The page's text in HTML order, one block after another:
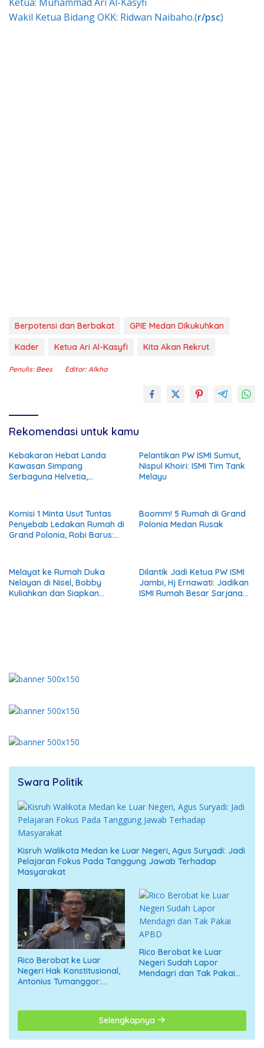
Wakil Ketua Bidang OKK: Ridwan Naibaho.(r/psc)
Berpotensi dan Berbakat
GPIE Medan Dikukuhkan
Kader
Ketua Ari Al-Kasyfi Kita Akan Rekrut
Penulis: Bees Editor: Alkha
Rekomendasi untuk kamu
Kebakaran Hebat Landa
Kawasan Simpang
Serbaguna Helvetia,
Pelantikan PW ISMI Sumut,
Nispul Khoiri: ISMI Tim Tank
Melayu
Komisi 1 Minta Usut Tuntas
Penyebab Ledakan Rumah di
Grand Polonia, Robi Barus:
Bertanggungjawab
Boomm! 5 Rumah di Grand
Polonia Medan Rusak
Melayat ke Rumah Duka
Nelayan di Nisel, Bobby
Kuliahkan dan Siapkan
Dilantik Jadi Ketua PW ISMI
Jambi, Hj Ernawati: Jadikan
ISMI Rumah Besar Sarjana
Swara Politik
Kisruh Walikota Medan ke Luar Negeri, Agus Suryadi: Jadi
Pelajaran Fokus Pada Tanggung Jawab Terhadap
Masyarakat
Rico Berobat ke Luar
Negeri Hak Konstitusional,
Antonius Tumanggor:
Rico Berobat ke Luar
Negeri Sudah Lapor
Mendagri dan Tak Pakai
Selengkapnya